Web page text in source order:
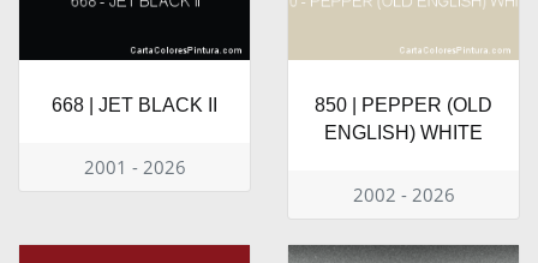
668 | JET BLACK II
2001 - 2026
850 | PEPPER (OLD
ENGLISH) WHITE
2002 - 2026